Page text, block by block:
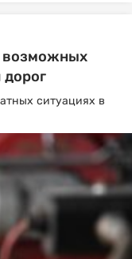
возможных
ситуациях в